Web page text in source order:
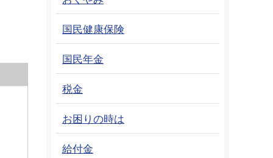
国民健康保険
国民年金
税金
お困りの時は
給付金